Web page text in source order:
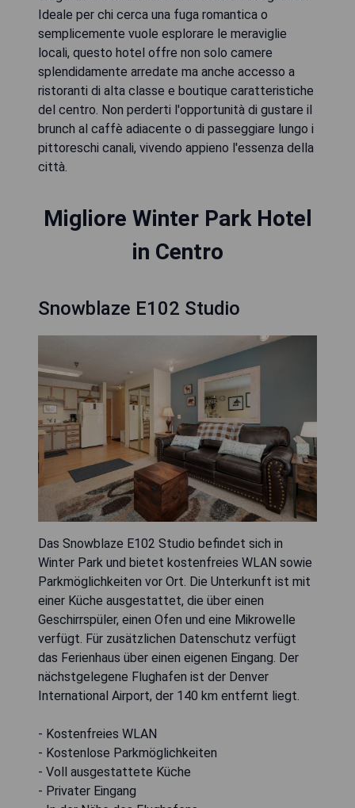
Ideale per chi cerca una fuga romantica o
semplicemente vuole esplorare le meraviglie
locali, questo hotel offre non solo camere
splendidamente arredate ma anche accesso a
ristoranti di alta classe e boutique caratteristiche
del centro. Non perderti l'opportunità di gustare il
brunch al caffè adiacente o di passeggiare lungo i
pittoreschi canali, vivendo appieno l'essenza della
città.
Migliore Winter Park Hotel
in Centro
Snowblaze E102 Studio
Das Snowblaze E102 Studio befindet sich in
Winter Park und bietet kostenfreies WLAN sowie
Parkmöglichkeiten vor Ort. Die Unterkunft ist mit
einer Küche ausgestattet, die über einen
Geschirrspüler, einen Ofen und eine Mikrowelle
verfügt. Für zusätzlichen Datenschutz verfügt
das Ferienhaus über einen eigenen Eingang. Der
nächstgelegene Flughafen ist der Denver
International Airport, der 140 km entfernt liegt.
- Kostenfreies WLAN
- Kostenlose Parkmöglichkeiten
- Voll ausgestattete Küche
- Privater Eingang